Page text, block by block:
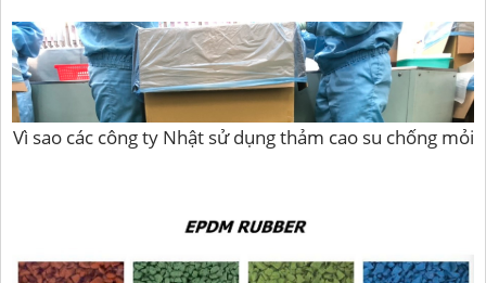
Vì sao các công ty Nhật sử dụng thảm cao su chống mỏi